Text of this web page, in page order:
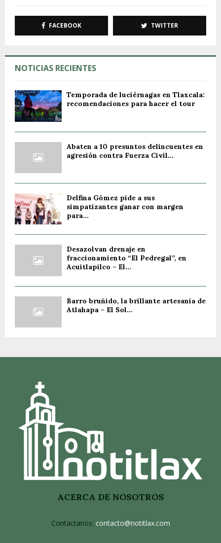
FACEBOOK TWITTER
NOTICIAS RECIENTES
Temporada de luciérnagas en Tlaxcala:
recomendaciones para hacer el tour
Abaten a 10 presuntos delincuentes en
agresión contra Fuerza Civil...
Delfina Gómez pide a sus
simpatizantes ganar con margen
para...
Desazolvan drenaje en
fraccionamiento “El Pedregal”, en
Acuitlapilco – El...
Barro bruñido, la brillante artesanía de
Atlahapa – El Sol...
ACERCA DE NOSOTROS
Contactanos: contacto@notitlax.com